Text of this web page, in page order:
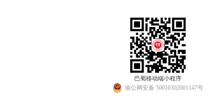
巴蜀移动端小程序
渝公网安备 50010302001147号